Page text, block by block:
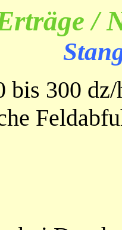
/
bis 300 dz/